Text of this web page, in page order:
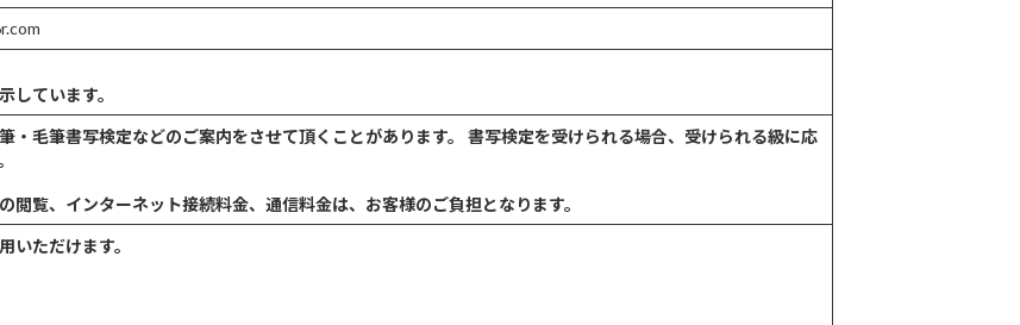
ジに記載
しています。
・毛筆書写検定などのご案内をさせて頂くことがあります。
書写検定を受けられる場合、受けられる級に応
がかかります。
閲覧、インターネット接続料金、通信料金は、お客様のご負担となります。
いただけます。